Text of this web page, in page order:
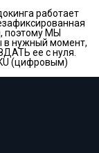
работает
поэтому МЫ
в нужный момент,
ее с нуля.
(цифровым)